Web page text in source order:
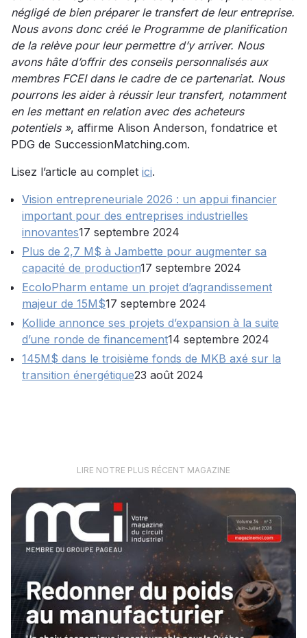
négligé de bien préparer le transfert de leur entreprise.
Nous avons donc créé le Programme de planification
de la relève pour leur permettre d’y arriver. Nous
avons hâte d’offrir des conseils personnalisés aux
membres FCEI dans le cadre de ce partenariat. Nous
pourrons les aider à réussir leur transfert, notamment
en les mettant en relation avec des acheteurs
potentiels », affirme Alison Anderson, fondatrice et
PDG de SuccessionMatching.com.
Lisez l’article au complet ici.
Vision entrepreneuriale 2026 : un appui financier
important pour des entreprises industrielles
innovantes17 septembre 2024
Plus de 2,7 M$ à Jambette pour augmenter sa
capacité de production17 septembre 2024
EcoloPharm entame un projet d’agrandissement
majeur de 15M$17 septembre 2024
Kollide annonce ses projets d’expansion à la suite
d’une ronde de financement14 septembre 2024
145M$ dans le troisième fonds de MKB axé sur la
transition énergétique23 août 2024
LIRE NOTRE PLUS RÉCENT MAGAZINE